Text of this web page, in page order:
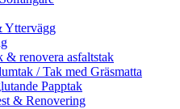
Yttervägg
& renovera asfaltstak
/ Tak med Gräsmatta
Papptak
& Renovering